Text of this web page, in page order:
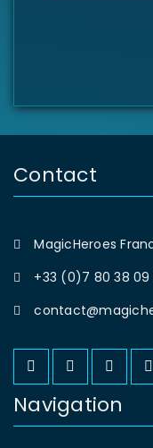
Contact
MagicHeroes
+33 (0)7 80 38 09
Navigation